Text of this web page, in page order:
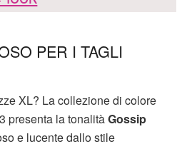
PER I TAGLI
XL? La collezione di colore
presenta la tonalitàGossip
e lucente dallo stile